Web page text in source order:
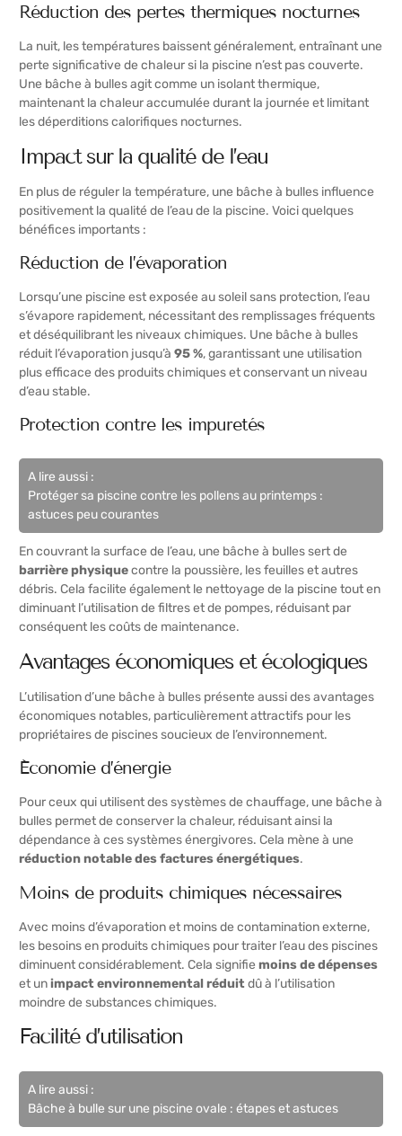
Réduction des pertes thermiques nocturnes
La nuit, les températures baissent généralement, entraînant une
perte significative de chaleur si la piscine n’est pas couverte.
Une bâche à bulles agit comme un isolant thermique,
maintenant la chaleur accumulée durant la journée et limitant
les déperditions calorifiques nocturnes.
Impact sur la qualité de l’eau
En plus de réguler la température, une bâche à bulles influence
positivement la qualité de l’eau de la piscine. Voici quelques
bénéfices importants :
Réduction de l’évaporation
Lorsqu’une piscine est exposée au soleil sans protection, l’eau
s’évapore rapidement, nécessitant des remplissages fréquents
et déséquilibrant les niveaux chimiques. Une bâche à bulles
réduit l’évaporation jusqu’à 95 %, garantissant une utilisation
plus efficace des produits chimiques et conservant un niveau
d’eau stable.
Protection contre les impuretés
A lire aussi :
Protéger sa piscine contre les pollens au printemps :
astuces peu courantes
En couvrant la surface de l’eau, une bâche à bulles sert de
barrière physiquecontre la poussière, les feuilles et autres
débris. Cela facilite également le nettoyage de la piscine tout en
diminuant l’utilisation de filtres et de pompes, réduisant par
conséquent les coûts de maintenance.
Avantages économiques et écologiques
L’utilisation d’une bâche à bulles présente aussi des avantages
économiques notables, particulièrement attractifs pour les
propriétaires de piscines soucieux de l’environnement.
Économie d’énergie
Pour ceux qui utilisent des systèmes de chauffage, une bâche à
bulles permet de conserver la chaleur, réduisant ainsi la
dépendance à ces systèmes énergivores. Cela mène à une
réduction notable des factures énergétiques.
Moins de produits chimiques nécessaires
Avec moins d’évaporation et moins de contamination externe,
les besoins en produits chimiques pour traiter l’eau des piscines
diminuent considérablement. Cela signifie moins de dépenses
et unimpact environnemental réduitdû à l’utilisation
moindre de substances chimiques.
Facilité d’utilisation
A lire aussi :
Bâche à bulle sur une piscine ovale : étapes et astuces